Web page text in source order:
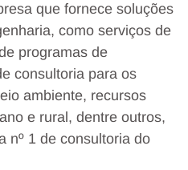
que fornece soluções
como serviços de
programas de
consultoria para os
ambiente, recursos
e rural, dentre outros,
nº 1 de consultoria do